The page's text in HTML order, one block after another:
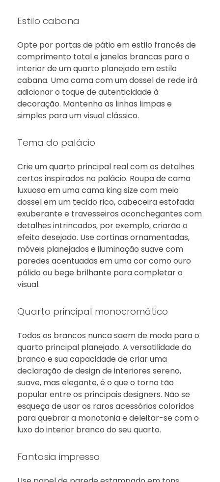
Estilo cabana
Opte por portas de pátio em estilo francês de
comprimento total e janelas brancas para o
interior de um quarto planejado em estilo
cabana. Uma cama com um dossel de rede irá
adicionar o toque de autenticidade à
decoração. Mantenha as linhas limpas e
simples para um visual clássico.
Tema do palácio
Crie um quarto principal real com os detalhes
certos inspirados no palácio. Roupa de cama
luxuosa em uma cama king size com meio
dossel em um tecido rico, cabeceira estofada
exuberante e travesseiros aconchegantes com
detalhes intrincados, por exemplo, criarão o
efeito desejado. Use cortinas ornamentadas,
móveis planejados e iluminação suave com
paredes acentuadas em uma cor como ouro
pálido ou bege brilhante para completar o
visual.
Quarto principal monocromático
Todos os brancos nunca saem de moda para o
quarto principal planejado. A versatilidade do
branco e sua capacidade de criar uma
declaração de design de interiores sereno,
suave, mas elegante, é o que o torna tão
popular entre os principais designers. Não se
esqueça de usar os raros acessórios coloridos
para quebrar a monotonia e deleitar-se com o
luxo do interior branco do seu quarto.
Fantasia impressa